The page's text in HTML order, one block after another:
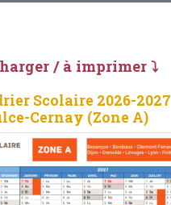
/ à imprimer ⤵
Scolaire 2026-2027
Cernay (Zone A)